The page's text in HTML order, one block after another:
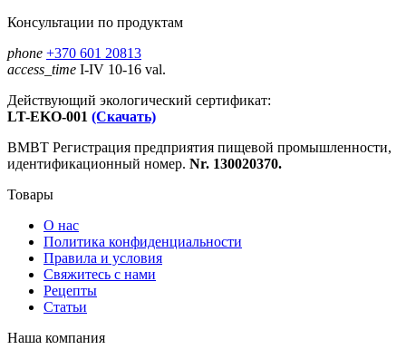
Консультации по продуктам
phone +370 601 20813
access_time I-IV 10-16 val.
Действующий экологический сертификат:
LT-EKO-001 (Скачать)
ВМВТ Регистрация предприятия пищевой промышленности,
идентификационный номер. Nr. 130020370.
Товары
О нас
Политика конфиденциальности
Правила и условия
Свяжитесь с нами
Рецепты
Статьи
Наша компания